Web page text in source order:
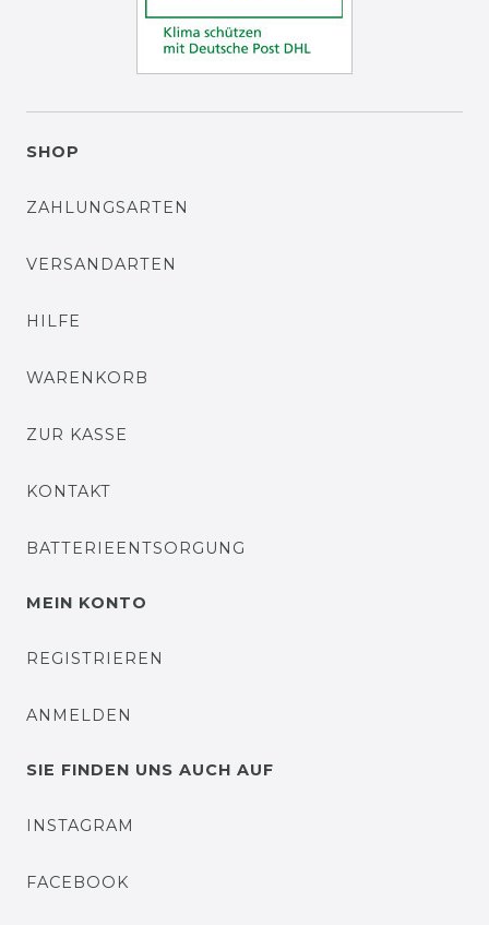
SHOP
ZAHLUNGSARTEN
VERSANDARTEN
HILFE
WARENKORB
ZUR KASSE
KONTAKT
BATTERIEENTSORGUNG
MEIN KONTO
REGISTRIEREN
ANMELDEN
SIE FINDEN UNS AUCH AUF
INSTAGRAM
FACEBOOK